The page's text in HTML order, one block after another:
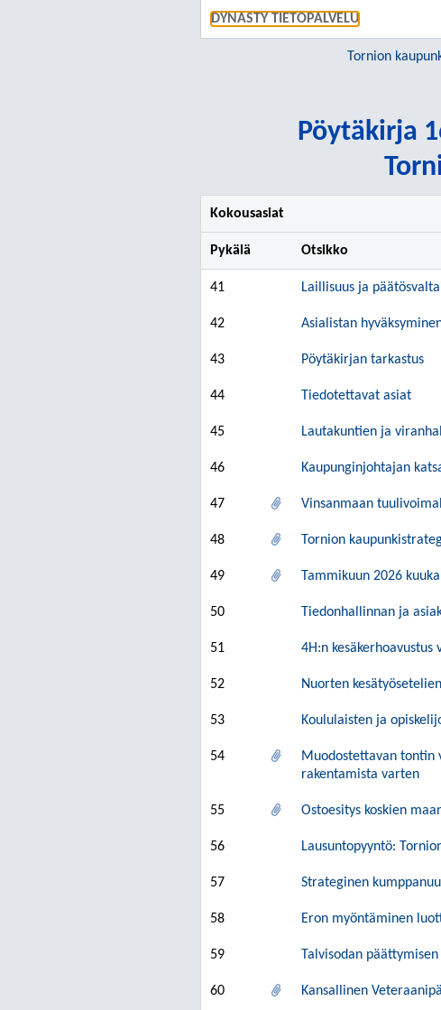
DYNASTY TIETOPALVELU
Tornion
Pöytäkirja
Kokousasiat
Pykälä Otsikko
41 Laillisuus ja
42 Asialistan
43 Pöytäkirjan tarkastus
44 Tiedotettavat asiat
45 Lautakuntien ja
46 Kaupunginjohtajan
47 Vinsanmaan
48 Tornion
49 Tammikuun 2026
50 Tiedonhallinnan ja
51 4H:n kesäkerhoavustus
52 Nuorten
53 Koululaisten ja
54
Muodostettavan tontin
rakentamista varten
55 Ostoesitys koskien
56 Lausuntopyyntö:
57 Strateginen
58 Eron myöntäminen
59 Talvisodan
60 Kansallinen